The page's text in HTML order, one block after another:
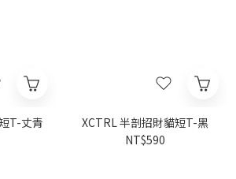
T-丈青
XCTRL 半剖招財貓短T-黑
NT$590